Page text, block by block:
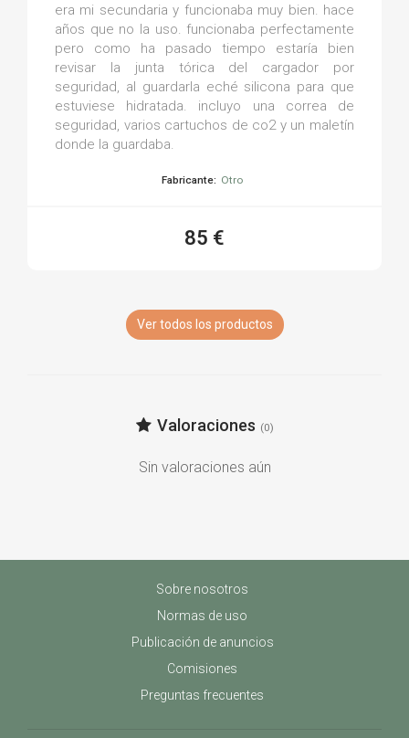
era mi secundaria y funcionaba muy bien. hace
años que no la uso. funcionaba perfectamente
pero como ha pasado tiempo estaría bien
revisar la junta tórica del cargador por
seguridad, al guardarla eché silicona para que
estuviese hidratada. incluyo una correa de
seguridad, varios cartuchos de co2 y un maletín
donde la guardaba.
Fabricante: Otro
85 €
Ver todos los productos
Valoraciones (0)
Sin valoraciones aún
Sobre nosotros
Normas de uso
Publicación de anuncios
Comisiones
Preguntas frecuentes